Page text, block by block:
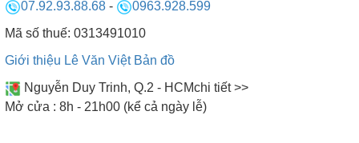
07.92.93.88.68 -
0963.928.599
Mã số thuế: 0313491010
Giới thiệu Lê Văn Việt Bản đồ
Nguyễn Duy Trinh, Q.2 - HCMchi tiết >>
Mở cửa : 8h - 21h00 (kể cả ngày lễ)